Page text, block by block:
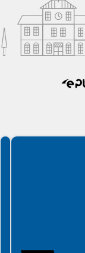
Spełniamy standardy WCAG 2.2
Spełniamy standardy W3C